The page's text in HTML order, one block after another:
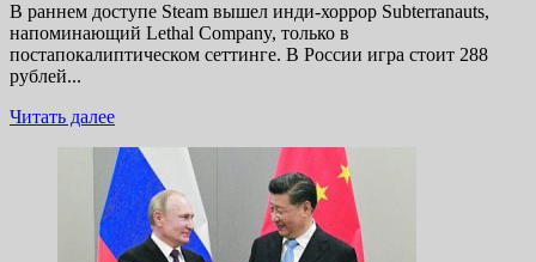
В раннем доступе Steam вышел инди-хоррор Subterranauts,
напоминающий Lethal Company, только в
постапокалиптическом сеттинге. В России игра стоит 288
рублей...
Читать далееПрочитать
о
На
ПК
вышел
хоррор,